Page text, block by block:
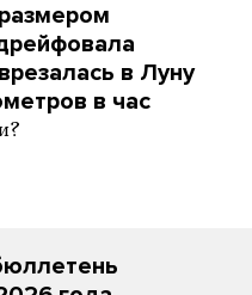
в Луну
в час